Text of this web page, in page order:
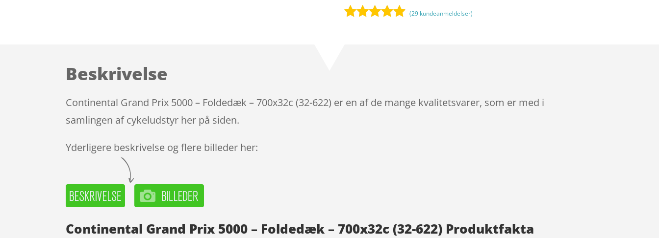
(29 kundeanmeldelser)
Beskrivelse
Continental Grand Prix 5000 – Foldedæk – 700x32c (32-622) er en af de mange kvalitetsvarer, som er med i
samlingen af cykeludstyr her på siden.
Yderligere beskrivelse og flere billeder her:
Continental Grand Prix 5000 – Foldedæk – 700x32c (32-622) Produktfakta